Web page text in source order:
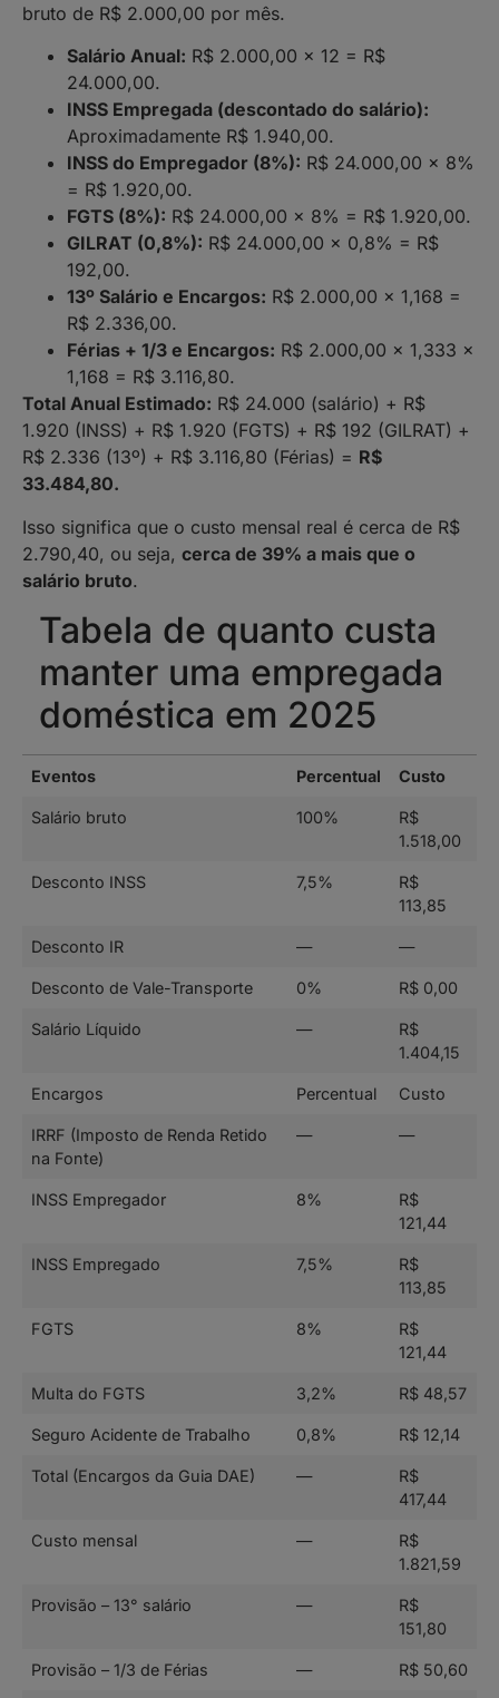
bruto de R$ 2.000,00 por mês.
Salário Anual: R$ 2.000,00 x 12 = R$
24.000,00.
INSS Empregada (descontado do salário):
Aproximadamente R$ 1.940,00.
INSS do Empregador (8%): R$ 24.000,00 x 8%
= R$ 1.920,00.
FGTS (8%): R$ 24.000,00 x 8% = R$ 1.920,00.
GILRAT (0,8%): R$ 24.000,00 x 0,8% = R$
192,00.
13º Salário e Encargos: R$ 2.000,00 x 1,168 =
R$ 2.336,00.
Férias + 1/3 e Encargos: R$ 2.000,00 x 1,333 x
1,168 = R$ 3.116,80.
Total Anual Estimado: R$ 24.000 (salário) + R$
1.920 (INSS) + R$ 1.920 (FGTS) + R$ 192 (GILRAT) +
R$ 2.336 (13º) + R$ 3.116,80 (Férias) = R$
33.484,80.
Isso significa que o custo mensal real é cerca de R$
2.790,40, ou seja, cerca de 39% a mais que o
salário bruto.
Tabela de quanto custa
manter uma empregada
doméstica em 2025
Eventos Percentual Custo
Salário bruto 100%
R$
1.518,00
Desconto INSS 7,5%
R$
113,85
Desconto IR — —
Desconto de Vale-Transporte 0% R$ 0,00
Salário Líquido —
R$
1.404,15
Encargos Percentual Custo
IRRF (Imposto de Renda Retido
na Fonte)
— —
INSS Empregador 8%
R$
121,44
INSS Empregado 7,5%
R$
113,85
FGTS 8%
R$
121,44
Multa do FGTS 3,2% R$ 48,57
Seguro Acidente de Trabalho 0,8% R$ 12,14
Total (Encargos da Guia DAE) —
R$
417,44
Custo mensal —
R$
1.821,59
Provisão – 13° salário —
R$
151,80
Provisão – 1/3 de Férias — R$ 50,60